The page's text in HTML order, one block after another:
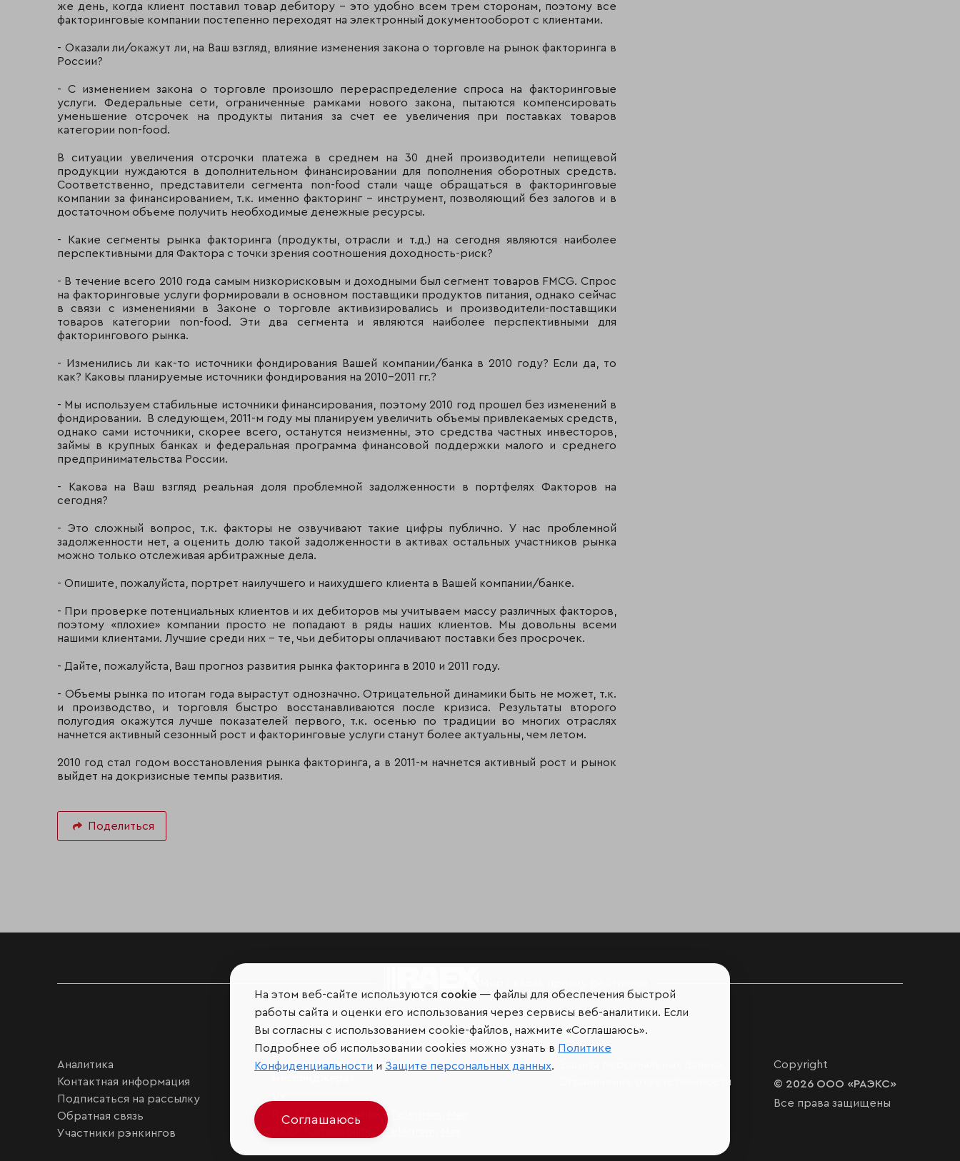
же день, когда клиент поставил товар дебитору – это удобно всем трем сторонам, поэтому все
факторинговые компании постепенно переходят на электронный документооборот с клиентами.
- Оказали ли/окажут ли, на Ваш взгляд, влияние изменения закона о торговле на рынок факторинга в
России?
- С изменением закона о торговле произошло перераспределение спроса на факторинговые
услуги. Федеральные сети, ограниченные рамками нового закона, пытаются компенсировать
уменьшение отсрочек на продукты питания за счет ее увеличения при поставках товаров
категории non-food.
В ситуации увеличения отсрочки платежа в среднем на 30 дней производители непищевой
продукции нуждаются в дополнительном финансировании для пополнения оборотных средств.
Соответственно, представители сегмента non-food стали чаще обращаться в факторинговые
компании за финансированием, т.к. именно факторинг - инструмент, позволяющий без залогов и в
достаточном объеме получить необходимые денежные ресурсы.
- Какие сегменты рынка факторинга (продукты, отрасли и т.д.) на сегодня являются наиболее
перспективными для Фактора с точки зрения соотношения доходность-риск?
- В течение всего 2010 года самым низкорисковым и доходными был сегмент товаров FMCG. Спрос
на факторинговые услуги формировали в основном поставщики продуктов питания, однако сейчас
в связи с изменениями в Законе о торговле активизировались и производители-поставщики
товаров категории non-food. Эти два сегмента и являются наиболее перспективными для
факторингового рынка.
- Изменились ли как-то источники фондирования Вашей компании/банка в 2010 году? Если да, то
как? Каковы планируемые источники фондирования на 2010-2011 гг.?
- Мы используем стабильные источники финансирования, поэтому 2010 год прошел без изменений в
фондировании. В следующем, 2011-м году мы планируем увеличить объемы привлекаемых средств,
однако сами источники, скорее всего, останутся неизменны, это средства частных инвесторов,
займы в крупных банках и федеральная программа финансовой поддержки малого и среднего
предпринимательства России.
- Какова на Ваш взгляд реальная доля проблемной задолженности в портфелях Факторов на
сегодня?
- Это сложный вопрос, т.к. факторы не озвучивают такие цифры публично. У нас проблемной
задолженности нет, а оценить долю такой задолженности в активах остальных участников рынка
можно только отслеживая арбитражные дела.
- Опишите, пожалуйста, портрет наилучшего и наихудшего клиента в Вашей компании/банке.
- При проверке потенциальных клиентов и их дебиторов мы учитываем массу различных факторов,
поэтому «плохие» компании просто не попадают в ряды наших клиентов. Мы довольны всеми
нашими клиентами. Лучшие среди них – те, чьи дебиторы оплачивают поставки без просрочек.
- Дайте, пожалуйста, Ваш прогноз развития рынка факторинга в 2010 и 2011 году.
- Объемы рынка по итогам года вырастут однозначно. Отрицательной динамики быть не может, т.к.
и производство, и торговля быстро восстанавливаются после кризиса. Результаты второго
полугодия окажутся лучше показателей первого, т.к. осенью по традиции во многих отраслях
начнется активный сезонный рост и факторинговые услуги станут более актуальны, чем летом.
2010 год стал годом восстановления рынка факторинга, а в 2011-м начнется активный рост и рынок
выйдет на докризисные темпы развития.
Поделиться
Аналитика
Контактная информация
Подписаться на рассылку
Обратная связь
Участники рэнкингов
Мы в социальных сетях и
RAEX Образование –
RAEX Sustainability –Telegram
Ограничение ответственности
Copyright
© 2026 ООО «РАЭКС»
Все права защищены
На этом веб-сайте используются cookie — файлы для обеспечения быстрой
работы сайта и оценки его использования через сервисы веб-аналитики. Если
Вы согласны с использованием cookie-файлов, нажмите «Соглашаюсь».
Подробнее об использовании cookies можно узнать в Политике
Конфиденциальности и Защите персональных данных.
Соглашаюсь